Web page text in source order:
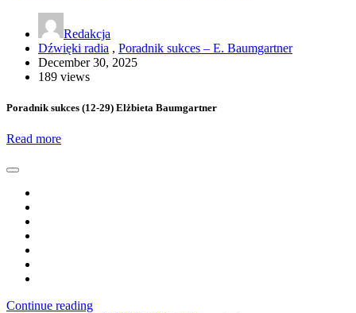
Redakcja
Dźwięki radia , Poradnik sukces – E. Baumgartner
December 30, 2025
189 views
Poradnik sukces (12-29) Elżbieta Baumgartner
Read more
Continue reading